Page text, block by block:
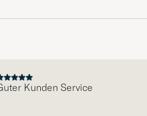
Kunden Service